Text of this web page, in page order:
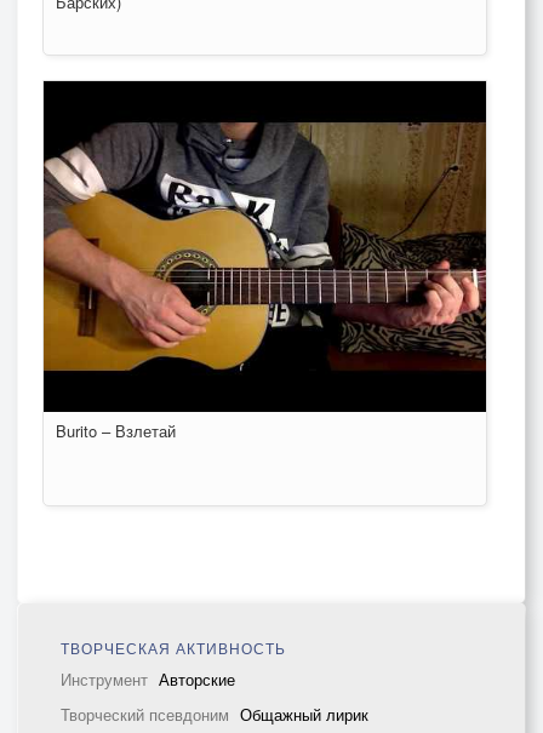
Burito – Взлетай
ТВОРЧЕСКАЯ АКТИВНОСТЬ
Инструмент Авторские
Творческий псевдоним Общажный лирик